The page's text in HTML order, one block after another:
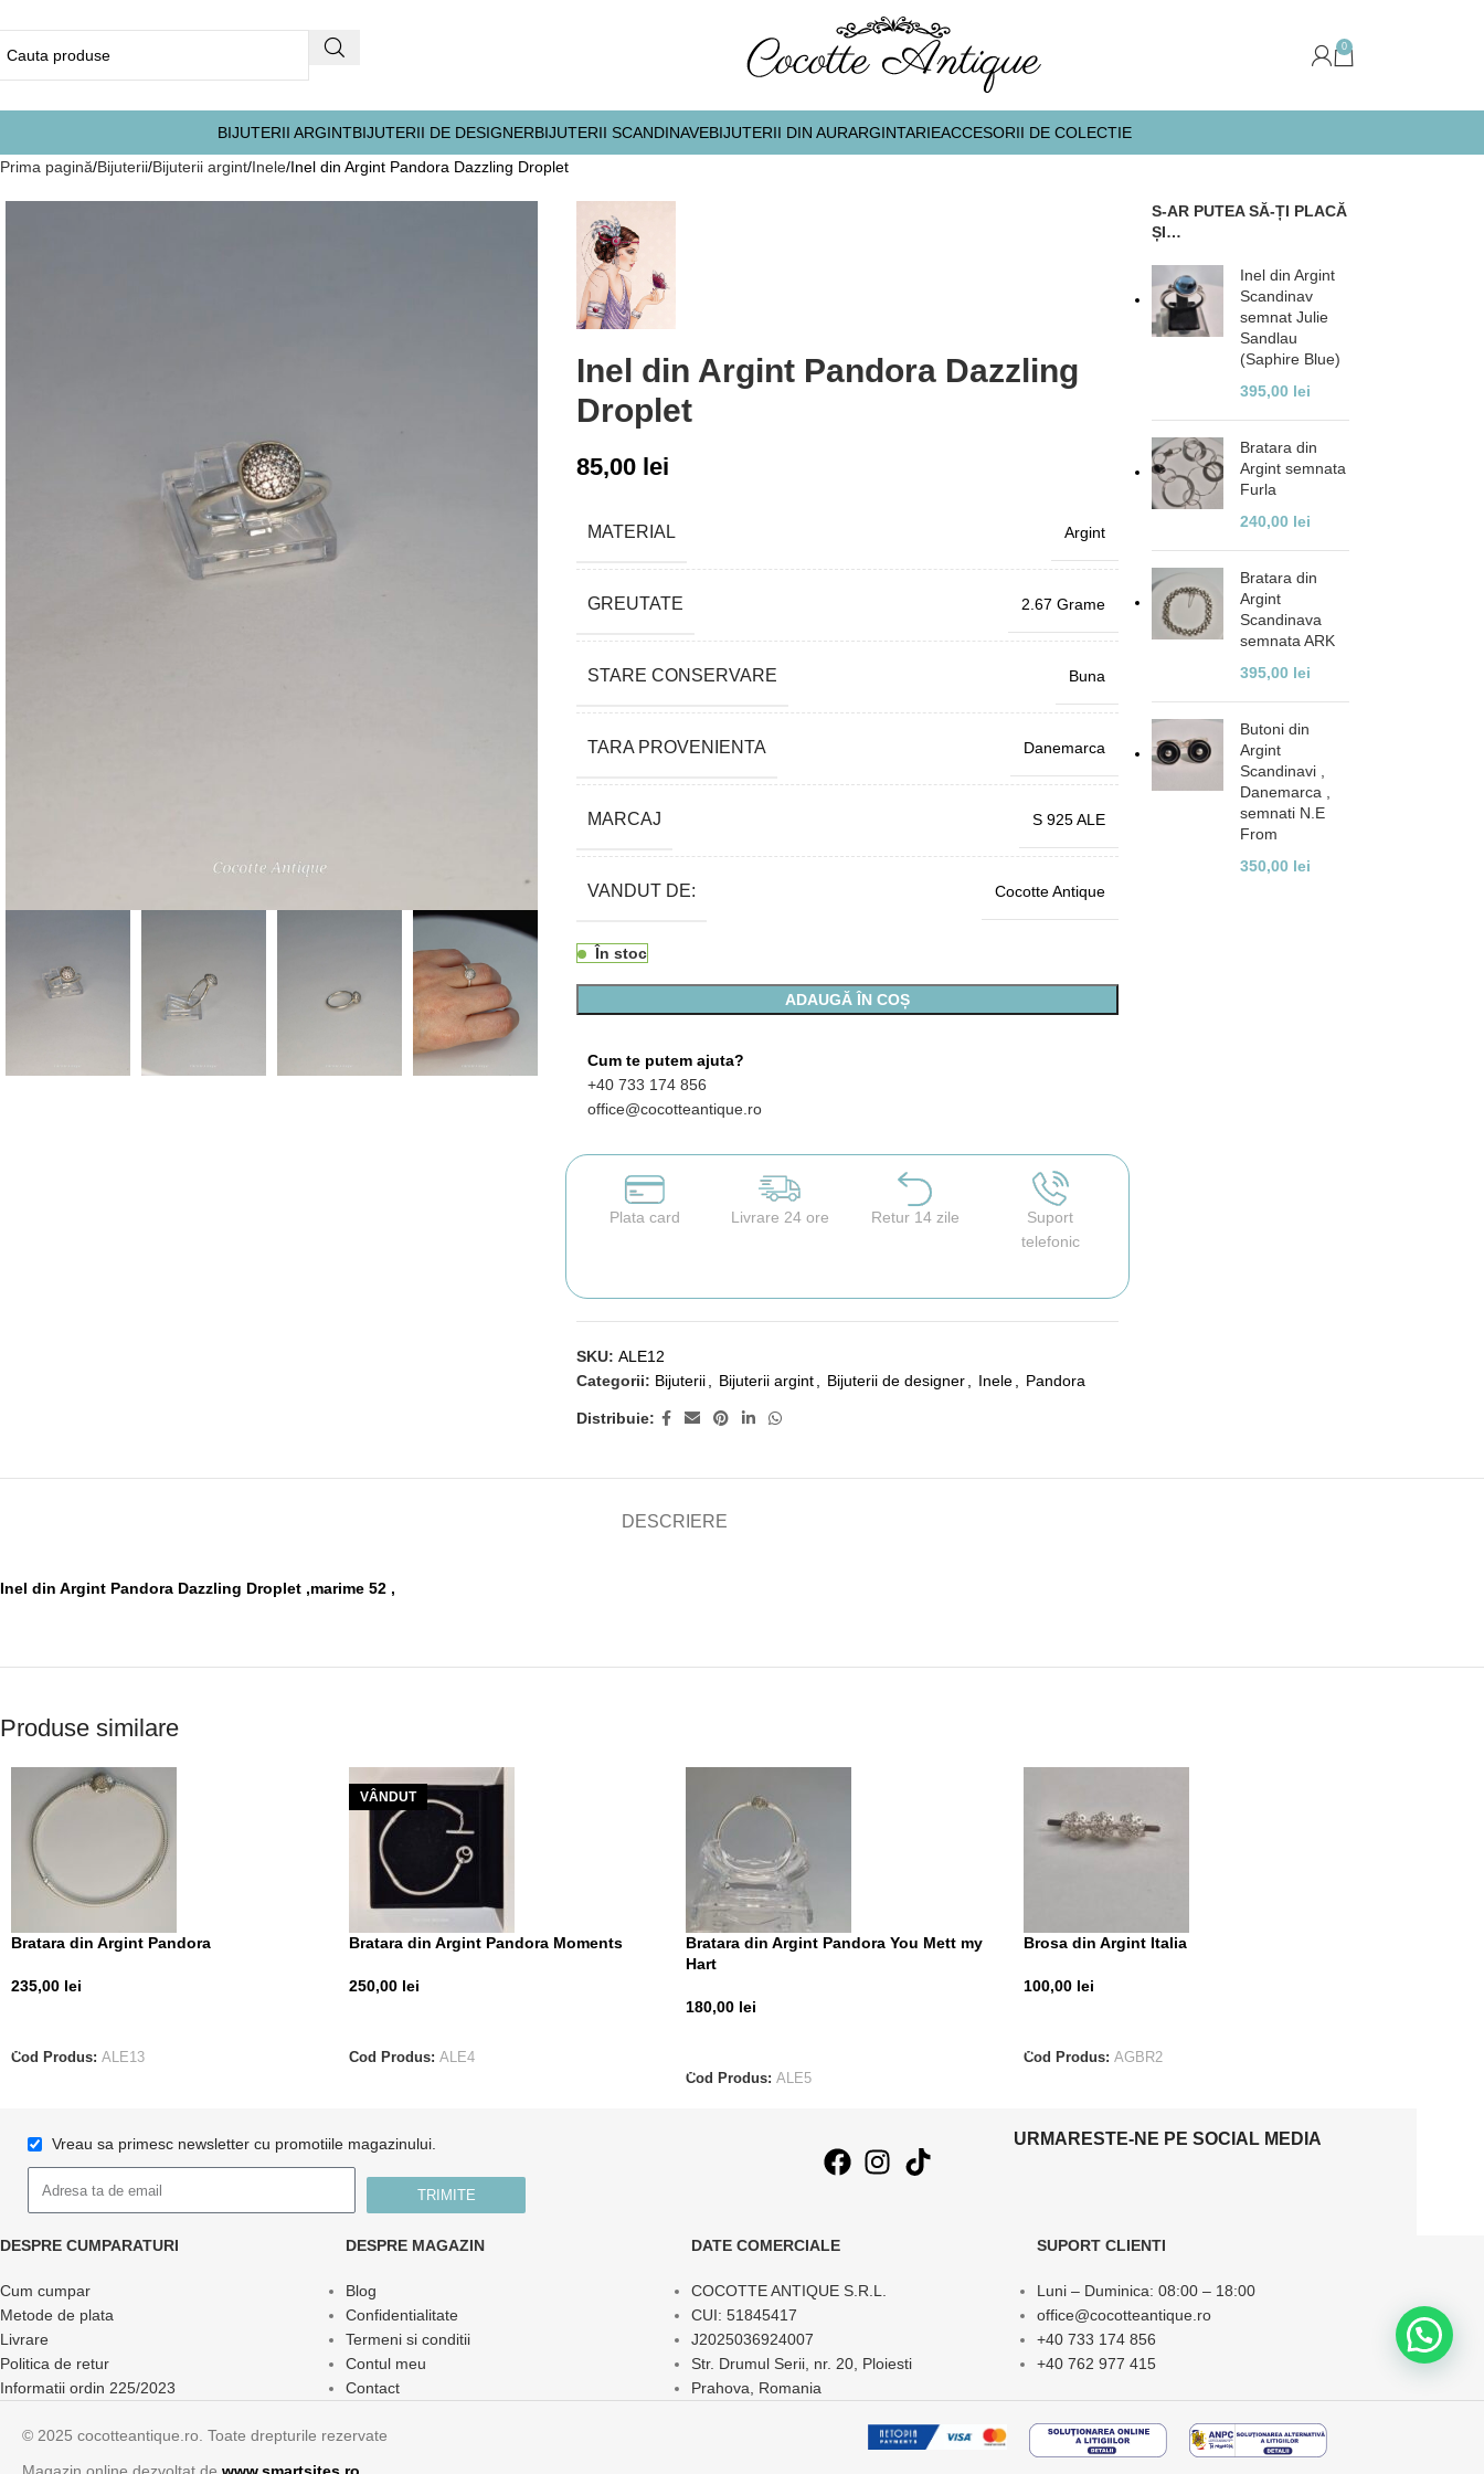
0
BIJUTERII ARGINTBIJUTERII DE DESIGNERBIJUTERII SCANDINAVEBIJUTERII DIN AURARGINTARIEACCESORII DE COLECTIE
Prima pagină Bijuterii Bijuterii argint Inele Inel din Argint Pandora Dazzling Droplet
Inel din Argint Pandora Dazzling
Droplet
85,00 lei
MATERIAL Argint
GREUTATE 2.67 Grame
STARE CONSERVARE Buna
TARA PROVENIENTA Danemarca
MARCAJ S 925 ALE
VANDUT DE: Cocotte Antique
În stoc
ADAUGĂ ÎN COȘ
Cum te putem ajuta?
+40 733 174 856
office@cocotteantique.ro
Plata card Livrare 24 ore Retur 14 zile
Suport
telefonic
SKU: ALE12
Categorii: Bijuterii Bijuterii argint Bijuterii de designer Inele Pandora
Distribuie:
S-AR PUTEA SĂ-ȚI PLACĂ
ȘI…
Inel din Argint
Scandinav
semnat Julie
Sandlau
(Saphire Blue)
395,00 lei
Bratara din
Argint semnata
Furla
240,00 lei
Bratara din
Argint
Scandinava
semnata ARK
395,00 lei
Butoni din
Argint
Scandinavi ,
Danemarca ,
semnati N.E
From
350,00 lei
DESCRIERE
Inel din Argint Pandora Dazzling Droplet ,marime 52 ,
Produse similare
Bratara din Argint Pandora
235,00 lei
Cod Produs: ALE13
VÂNDUT
Bratara din Argint Pandora Moments
250,00 lei
Cod Produs: ALE4
Bratara din Argint Pandora You Mett my
Hart
180,00 lei
Cod Produs: ALE5
Brosa din Argint Italia
100,00 lei
Cod Produs: AGBR2
Vreau sa primesc newsletter cu promotiile magazinului.
TRIMITE
URMARESTE-NE PE SOCIAL MEDIA
DESPRE CUMPARATURI
Cum cumpar
Metode de plata
Livrare
Politica de retur
Informatii ordin 225/2023
DESPRE MAGAZIN
Blog
Confidentialitate
Termeni si conditii
Contul meu
Contact
DATE COMERCIALE
COCOTTE ANTIQUE S.R.L.
CUI: 51845417
J2025036924007
Str. Drumul Serii, nr. 20, Ploiesti
Prahova, Romania
SUPORT CLIENTI
Luni – Duminica: 08:00 – 18:00
office@cocotteantique.ro
+40 733 174 856
+40 762 977 415
© 2025 cocotteantique.ro. Toate drepturile rezervate